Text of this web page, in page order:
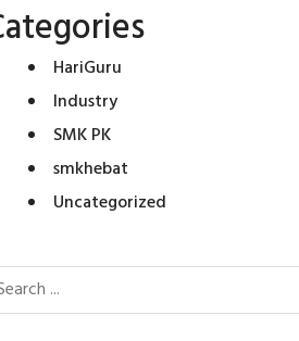
HariGuru
Industry
SMK PK
smkhebat
Uncategorized